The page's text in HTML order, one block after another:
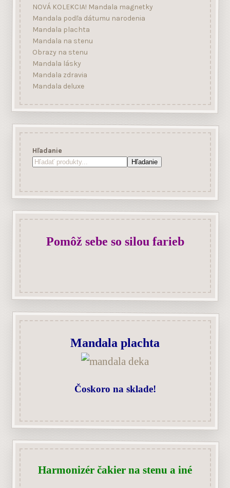
NOVÁ KOLEKCIA! Mandala magnetky
Mandala podľa dátumu narodenia
Mandala plachta
Mandala na stenu
Obrazy na stenu
Mandala lásky
Mandala zdravia
Mandala deluxe
Hľadanie
Hľadanie
Pomôž sebe so silou farieb
Mandala plachta
Čoskoro na sklade!
Harmonizér čakier na stenu a iné